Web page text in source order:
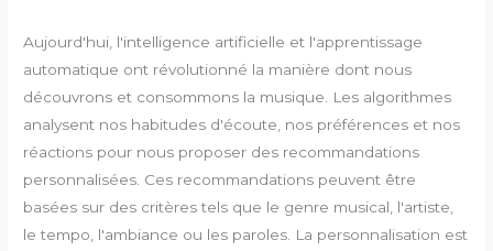
Aujourd'hui, l'intelligence artificielle et l'apprentissage
automatique ont révolutionné la manière dont nous
découvrons et consommons la musique. Les algorithmes
analysent nos habitudes d'écoute, nos préférences et nos
réactions pour nous proposer des recommandations
personnalisées. Ces recommandations peuvent être
basées sur des critères tels que le genre musical, l'artiste,
le tempo, l'ambiance ou les paroles. La personnalisation est